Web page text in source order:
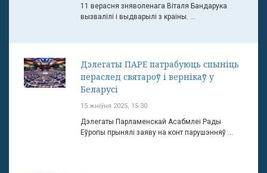
11 верасня зняволенага Віталя Бандарука
вызвалілі і выдварылі з краіны. ...
Дэлегаты ПАРЕ патрабуюць спыніць
пераслед святароў і вернікаў у
Беларусі
15 жніўня 2025, 15:30
Дэлегаты Парламенскай Асабмлеі Рады
Еўропы прынялі заяву на конт парушэнняў ...